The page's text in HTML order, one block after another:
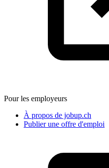
Pour les employeurs
À propos de jobup.ch
Publier une offre d'emploi